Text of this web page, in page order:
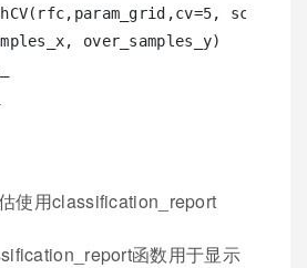
over_samples_y)
使用classification_report
函数用于显示